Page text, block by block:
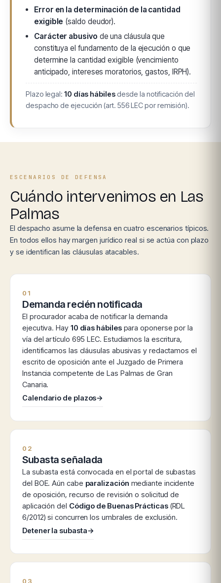
Error en la determinación de la cantidad
exigible (saldo deudor).
Carácter abusivo de una cláusula que
constituya el fundamento de la ejecución o que
determine la cantidad exigible (vencimiento
anticipado, intereses moratorios, gastos, IRPH).
Plazo legal: 10 días hábilesdesde la notificación del
despacho de ejecución (art. 556 LEC por remisión).
ESCENARIOS DE DEFENSA
Cuándo intervenimos en Las
Palmas
El despacho asume la defensa en cuatro escenarios típicos.
En todos ellos hay margen jurídico real si se actúa con plazo
y se identifican las cláusulas atacables.
01
Demanda recién notificada
El procurador acaba de notificar la demanda
ejecutiva. Hay 10 días hábilespara oponerse por la
vía del artículo 695 LEC. Estudiamos la escritura,
identificamos las cláusulas abusivas y redactamos el
escrito de oposición ante el Juzgado de Primera
Instancia competente de Las Palmas de Gran
Canaria.
Calendario de plazos→
02
Subasta señalada
La subasta está convocada en el portal de subastas
del BOE. Aún cabe paralización mediante incidente
de oposición, recurso de revisión o solicitud de
aplicación del Código de Buenas Prácticas(RDL
6/2012) si concurren los umbrales de exclusión.
Detener la subasta→
03